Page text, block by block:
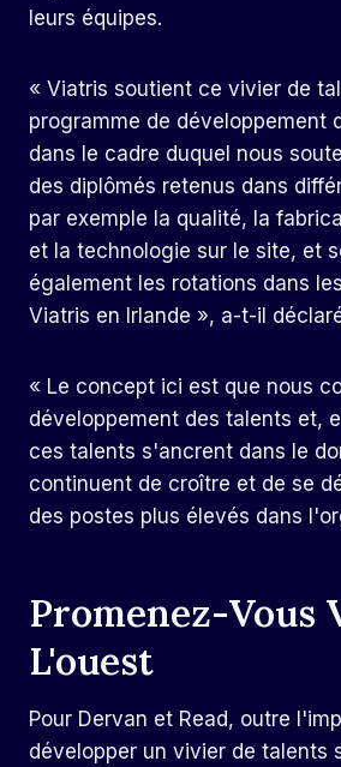
leurs équipes.
« Viatris soutient ce vivier de
programme de développement
dans le cadre duquel nous
des diplômés retenus dans
par exemple la qualité, la
et la technologie sur le site, et
également les rotations dans
Viatris en Irlande », a-t-il
« Le concept ici est que nous
développement des talents et,
ces talents s'ancrent dans le
continuent de croître et de se
des postes plus élevés dans
Promenez-Vous
L'ouest
Pour Dervan et Read, outre
développer un vivier de talents